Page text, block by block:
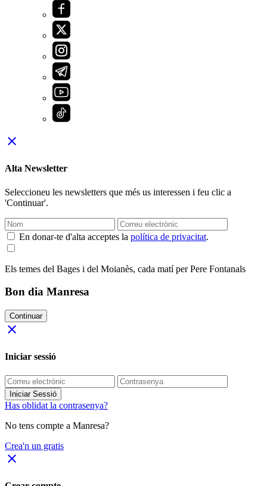
close
Alta Newsletter
Seleccioneu les newsletters que més us interessen i feu clic a
'Continuar'.
En donar-te d'alta acceptes la política de privacitat.
Els temes del Bages i del Moianès, cada matí per Pere Fontanals
Bon dia Manresa
Continuar
close
Iniciar sessió
Iniciar Sessió
Has oblidat la contrasenya?
No tens compte a Manresa?
Crea'n un gratis
close